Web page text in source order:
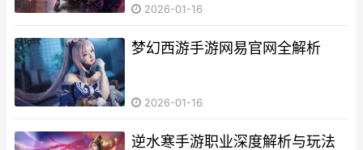
2026-01-16
梦幻西游手游网易官网全解析
2026-01-16
逆水寒手游职业深度解析与玩法